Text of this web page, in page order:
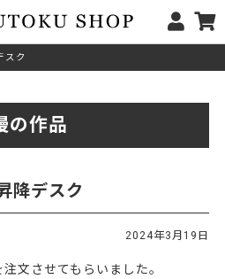
スク
の作品
降デスク
2024年3月19日
文させてもらいました。